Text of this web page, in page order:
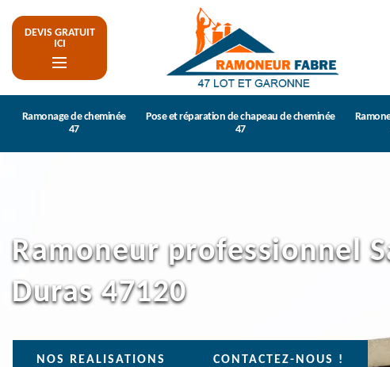
DEVIS GRATUIT
ICI
Ramonage de cheminée
47
Pose et réparation de chapeau de cheminée
47
Ramoneur professionnel
Duras 47120
NOS REALISATIONS CONTACTEZ-NOUS !